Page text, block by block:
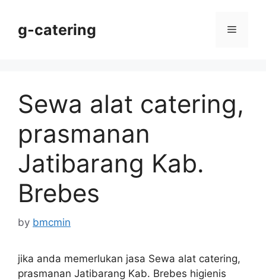
contentg-catering Menu
Sewa alat catering,
prasmanan
Jatibarang Kab.
Brebes
by bmcmin
jika anda memerlukan jasa Sewa alat catering,
prasmanan Jatibarang Kab. Brebes higienis